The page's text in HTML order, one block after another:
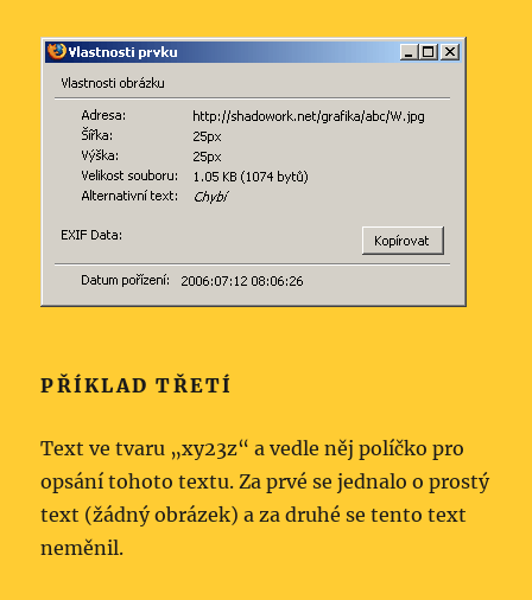
PŘÍKLAD TŘETÍ
Text ve tvaru „xy23z“ a vedle něj políčko pro
opsání tohoto textu. Za prvé se jednalo o prostý
text (žádný obrázek) a za druhé se tento text
neměnil.